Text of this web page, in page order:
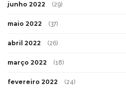
junho 2022 (29)
maio 2022 (37)
abril 2022 (26)
março 2022 (18)
fevereiro 2022 (24)